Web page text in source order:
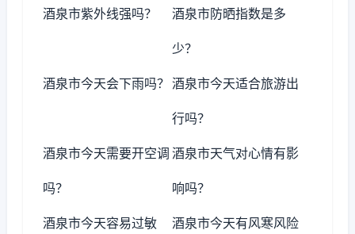
酒泉市紫外线强吗？ 酒泉市防晒指数是多
少？
酒泉市今天会下雨吗？ 酒泉市今天适合旅游出
行吗？
酒泉市今天需要开空调
吗？
酒泉市天气对心情有影
响吗？
酒泉市今天容易过敏 酒泉市今天有风寒风险